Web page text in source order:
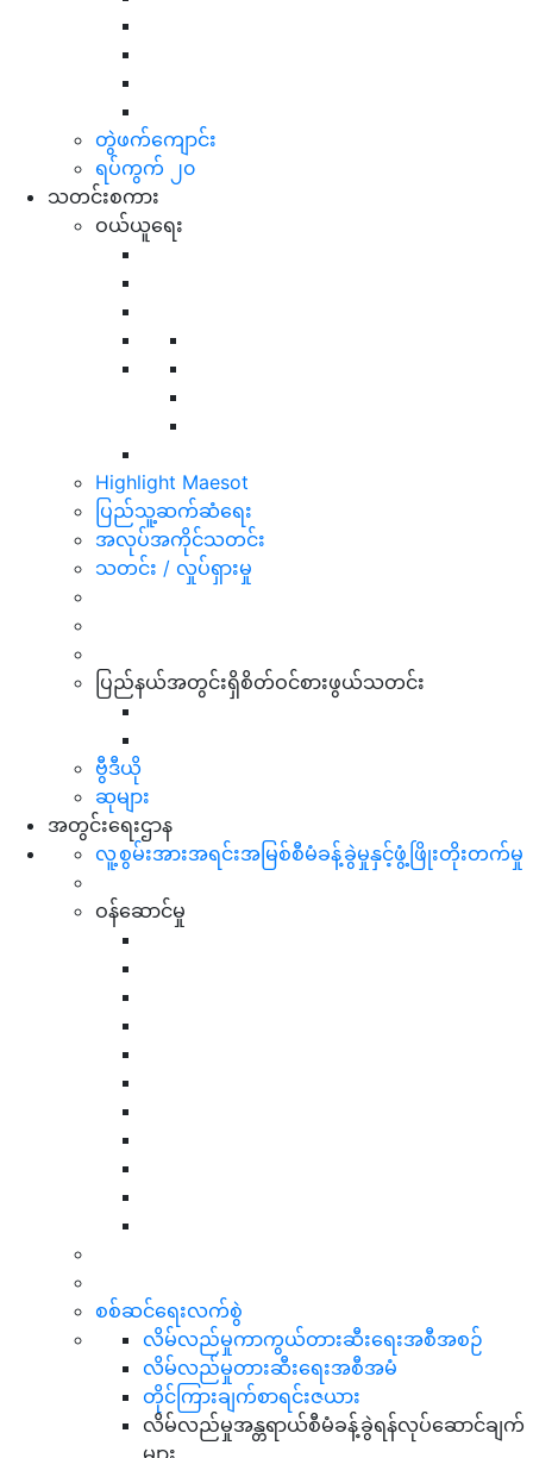
တွဲဖက်ကျောင်း
ရပ်ကွက် ၂၀
သတင်းစကား
ဝယ်ယူရေး
Highlight Maesot
ပြည်သူ့ဆက်ဆံရေး
အလုပ်အကိုင်သတင်း
သတင်း / လှုပ်ရှားမှု
ပြည်နယ်အတွင်းရှိစိတ်ဝင်စားဖွယ်သတင်း
ဗွီဒီယို
ဆုများ
အတွင်းရေးဌာန
လူ့စွမ်းအားအရင်းအမြစ်စီမံခန့်ခွဲမှုနှင့်ဖွံ့ဖြိုးတိုးတက်မှု
ဝန်ဆောင်မှု
စစ်ဆင်ရေးလက်စွဲ
လိမ်လည်မှုကာကွယ်တားဆီးရေးအစီအစဉ်
လိမ်လည်မှုတားဆီးရေးအစီအမံ
တိုင်ကြားချက်စာရင်းဇယား
လိမ်လည်မှုအန္တရာယ်စီမံခန့်ခွဲရန်လုပ်ဆောင်ချက်
များ